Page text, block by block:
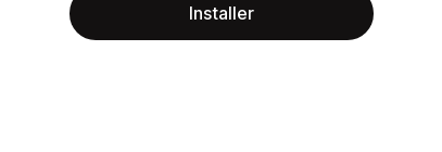
Installer